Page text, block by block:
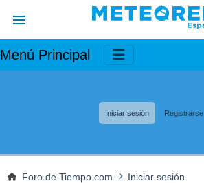
Menú Principal
Iniciar sesión Registrarse
Foro de Tiempo.com Iniciar sesión